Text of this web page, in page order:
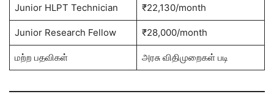
Junior HLPT Technician ₹22,130/month
Junior Research Fellow ₹28,000/month
மற்ற பதவிகள் அரசு விதிமுறைகள் படி